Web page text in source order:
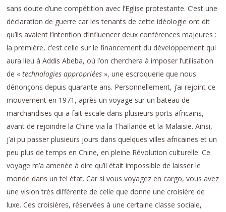
sans doute d’une compétition avec l’Eglise protestante. C’est une
déclaration de guerre car les tenants de cette idéologie ont dit
qu’ils avaient l’intention d’influencer deux conférences majeures :
la première, c’est celle sur le financement du développement qui
aura lieu à Addis Abeba, où l’on cherchera à imposer l’utilisation
de «technologies appropriées », une escroquerie que nous
dénonçons depuis quarante ans. Personnellement, j’ai rejoint ce
mouvement en 1971, après un voyage sur un bateau de
marchandises qui a fait escale dans plusieurs ports africains,
avant de rejoindre la Chine via la Thaïlande et la Malaisie. Ainsi,
j’ai pu passer plusieurs jours dans quelques villes africaines et un
peu plus de temps en Chine, en pleine Révolution culturelle. Ce
voyage m’a amenée à dire qu’il était impossible de laisser le
monde dans un tel état. Car si vous voyagez en cargo, vous avez
une vision très différente de celle que donne une croisière de
luxe. Ces croisières, réservées à une certaine classe sociale,